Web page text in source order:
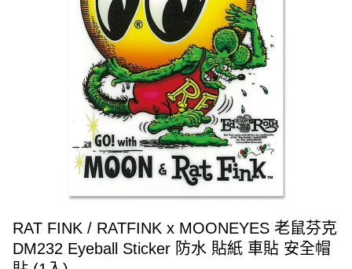
RAT FINK / RATFINK x MOONEYES 老鼠芬克
DM232 Eyeball Sticker 防水 貼紙 車貼 安全帽